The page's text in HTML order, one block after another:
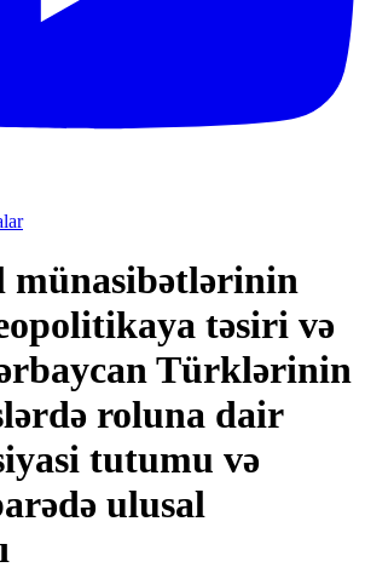
təsiri və
Türklərinin
roluna dair
tutumu və
ulusal